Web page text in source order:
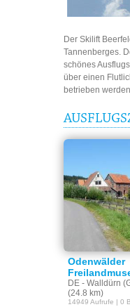
Der Skilift
Tannenberges.
schönes
über einen
betrieben
Odenwälder
DE - Walldürn
(24.8 km)
14949 Aufrufe | 0